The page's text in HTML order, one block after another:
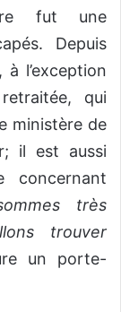
fut une
Depuis
l’exception
qui
ministère de
il est aussi
concernant
très
trouver
un porte-